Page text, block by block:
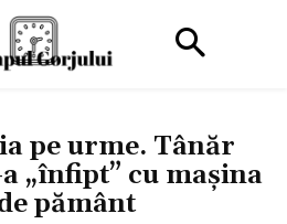
pe urme. Tânăr
„înfipt” cu mașina
pământ